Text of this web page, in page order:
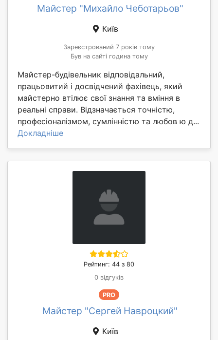
Майстер "Михайло Чеботарьов"
Київ
Зареєстрований 7 років тому
Був на сайті година тому
Майстер-будівельник відповідальний,
працьовитий і досвідчений фахівець, який
майстерно втілює свої знання та вміння в
реальні справи. Відзначається точністю,
професіоналізмом, сумлінністю та любов ю д...
Докладніше
Рейтинг: 44 з 80
0 відгуків
PRO
Майстер "Сергей Навроцкий"
Київ